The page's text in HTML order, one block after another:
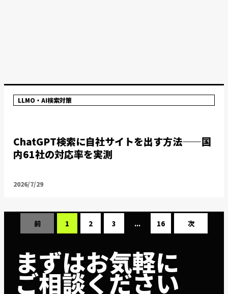
LLMO・AI検索対策
ChatGPT検索に自社サイトを出す方法——国
内61社の対応率を実測
2026/7/29
前 1 2 3 ... 16 次
まずはお気軽に
ご相談ください